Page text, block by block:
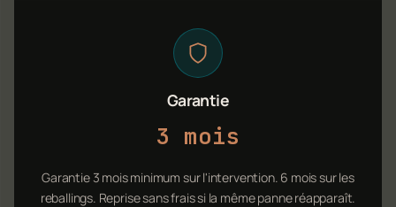
Garantie
3 mois
Garantie 3 mois minimum sur l'intervention. 6 mois sur les
reballings. Reprise sans frais si la même panne réapparaît.